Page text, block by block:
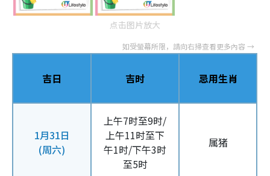
点击图片放大
吉日 吉时 忌用生肖
1月31日
(周六)
上午7时至9时/
上午11时至下
午1时/下午3时
至5时
属猪